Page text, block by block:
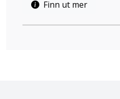
Finn ut mer